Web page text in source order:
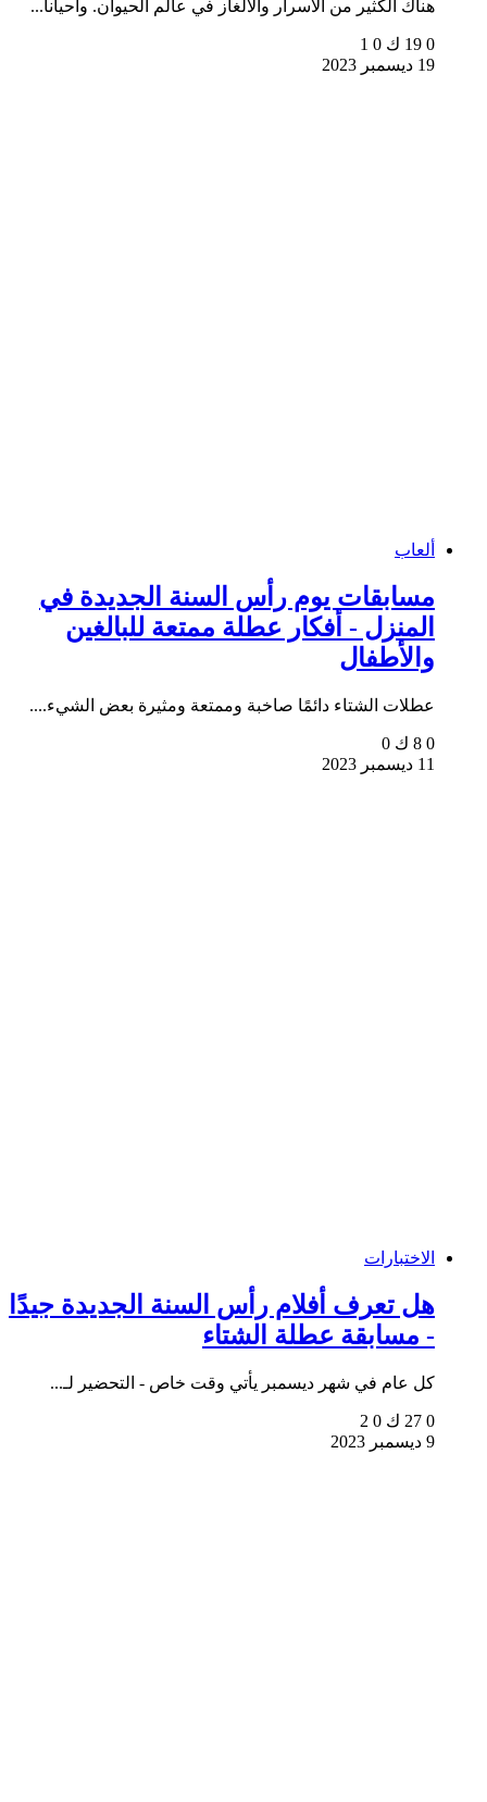
هناك الكثير من الأسرار والألغاز في عالم الحيوان. وأحيانا...
0 19 ك 0
1
19 ديسمبر 2023
ألعاب
مسابقات يوم رأس السنة الجديدة في
المنزل - أفكار عطلة ممتعة للبالغين
والأطفال
عطلات الشتاء دائمًا صاخبة وممتعة ومثيرة بعض الشيء....
0 8 ك
0
11 ديسمبر 2023
الاختبارات
هل تعرف أفلام رأس السنة الجديدة جيدًا
- مسابقة عطلة الشتاء
كل عام في شهر ديسمبر يأتي وقت خاص - التحضير لـ...
0 27 ك 0
2
9 ديسمبر 2023